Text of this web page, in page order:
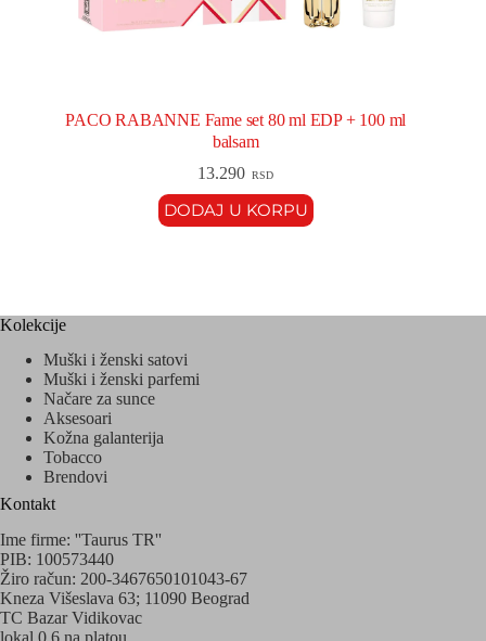
PACO RABANNE Fame set 80 ml EDP + 100 ml
balsam
13.290 RSD
DODAJ U KORPU
Kolekcije
Muški i ženski satovi
Muški i ženski parfemi
Načare za sunce
Aksesoari
Kožna galanterija
Tobacco
Brendovi
Kontakt
Ime firme: ''Taurus TR''
PIB: 100573440
Žiro račun: 200-3467650101043-67
Kneza Višeslava 63; 11090 Beograd
TC Bazar Vidikovac